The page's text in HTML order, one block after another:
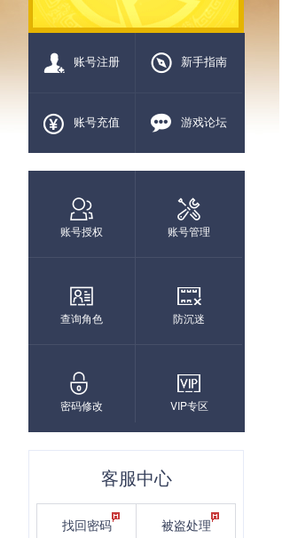
账号注册 新手指南
账号充值 游戏论坛
账号授权 账号管理
查询角色 防沉迷
密码修改 VIP专区
客服中心
找回密码 被盗处理